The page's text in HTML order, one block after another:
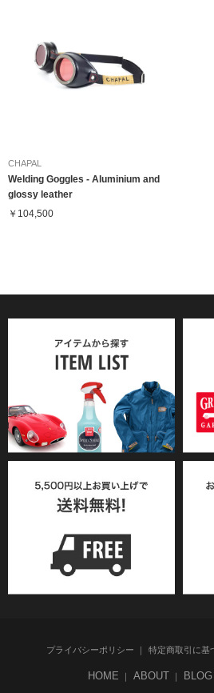
CHAPAL
Welding Goggles - Aluminium and
glossy leather
￥104,500
プライバシーポリシー 特定商取引に基
HOME ABOUT BLOG